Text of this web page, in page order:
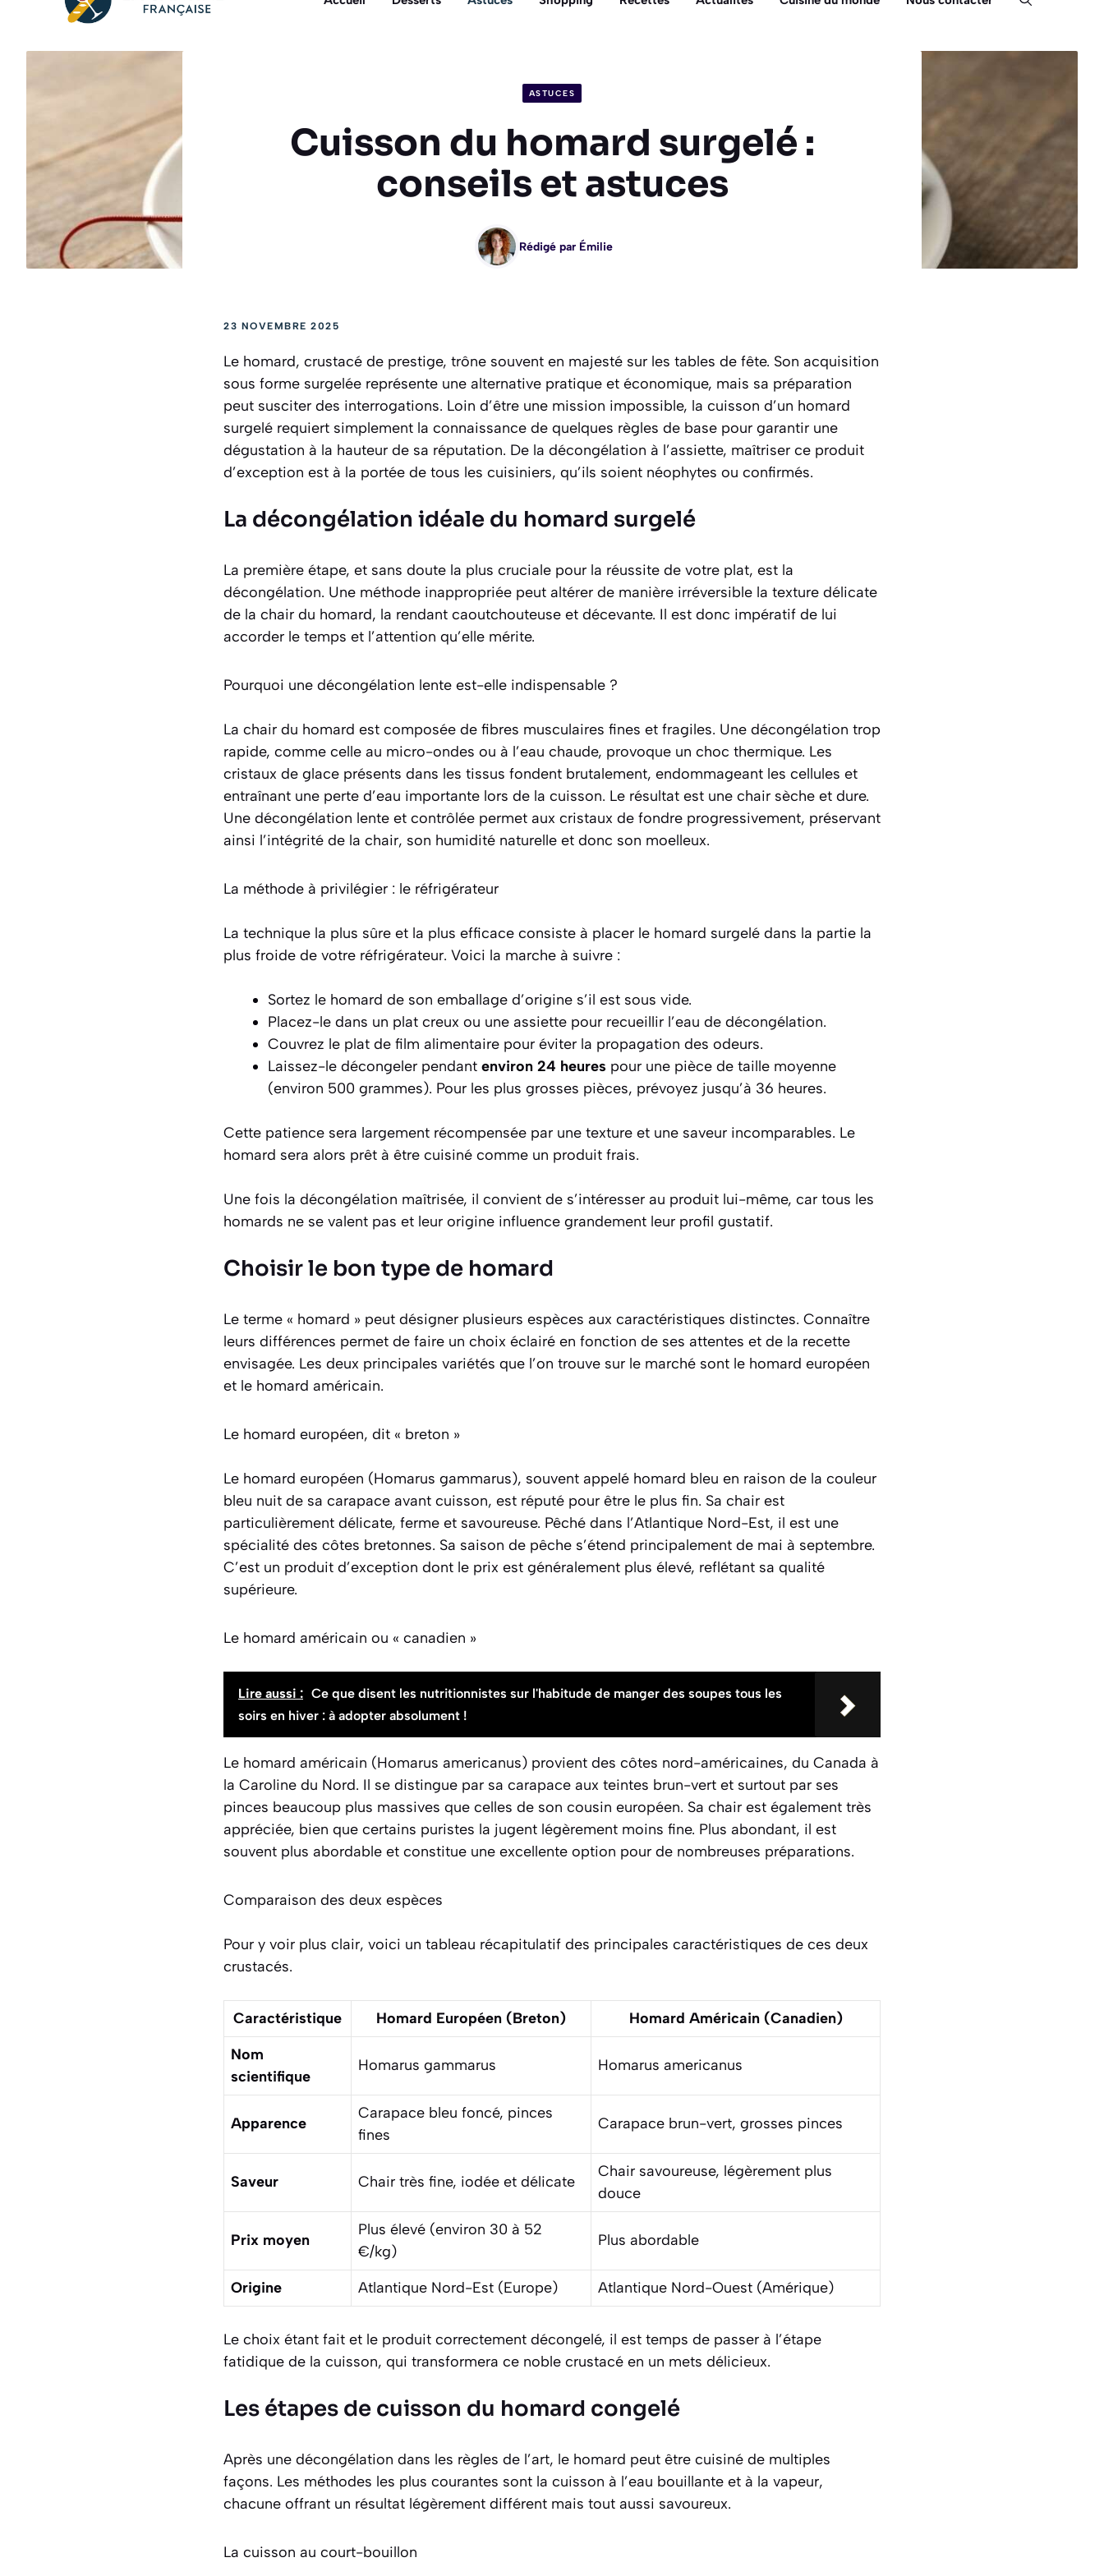
ASTUCES
Cuisson du homard surgelé :
conseils et astuces
Rédigé par Émilie
23 NOVEMBRE 2025
Le homard, crustacé de prestige, trône souvent en majesté sur les tables de fête. Son acquisition
sous forme surgelée représente une alternative pratique et économique, mais sa préparation
peut susciter des interrogations. Loin d’être une mission impossible, la cuisson d’un homard
surgelé requiert simplement la connaissance de quelques règles de base pour garantir une
dégustation à la hauteur de sa réputation. De la décongélation à l’assiette, maîtriser ce produit
d’exception est à la portée de tous les cuisiniers, qu’ils soient néophytes ou confirmés.
La décongélation idéale du homard surgelé
La première étape, et sans doute la plus cruciale pour la réussite de votre plat, est la
décongélation. Une méthode inappropriée peut altérer de manière irréversible la texture délicate
de la chair du homard, la rendant caoutchouteuse et décevante. Il est donc impératif de lui
accorder le temps et l’attention qu’elle mérite.
Pourquoi une décongélation lente est-elle indispensable ?
La chair du homard est composée de fibres musculaires fines et fragiles. Une décongélation trop
rapide, comme celle au micro-ondes ou à l’eau chaude, provoque un choc thermique. Les
cristaux de glace présents dans les tissus fondent brutalement, endommageant les cellules et
entraînant une perte d’eau importante lors de la cuisson. Le résultat est une chair sèche et dure.
Une décongélation lente et contrôlée permet aux cristaux de fondre progressivement, préservant
ainsi l’intégrité de la chair, son humidité naturelle et donc son moelleux.
La méthode à privilégier : le réfrigérateur
La technique la plus sûre et la plus efficace consiste à placer le homard surgelé dans la partie la
plus froide de votre réfrigérateur. Voici la marche à suivre :
Sortez le homard de son emballage d’origine s’il est sous vide.
Placez-le dans un plat creux ou une assiette pour recueillir l’eau de décongélation.
Couvrez le plat de film alimentaire pour éviter la propagation des odeurs.
Laissez-le décongeler pendant environ 24 heures pour une pièce de taille moyenne
(environ 500 grammes). Pour les plus grosses pièces, prévoyez jusqu’à 36 heures.
Cette patience sera largement récompensée par une texture et une saveur incomparables. Le
homard sera alors prêt à être cuisiné comme un produit frais.
Une fois la décongélation maîtrisée, il convient de s’intéresser au produit lui-même, car tous les
homards ne se valent pas et leur origine influence grandement leur profil gustatif.
Choisir le bon type de homard
Le terme « homard » peut désigner plusieurs espèces aux caractéristiques distinctes. Connaître
leurs différences permet de faire un choix éclairé en fonction de ses attentes et de la recette
envisagée. Les deux principales variétés que l’on trouve sur le marché sont le homard européen
et le homard américain.
Le homard européen, dit « breton »
Le homard européen (Homarus gammarus), souvent appelé homard bleu en raison de la couleur
bleu nuit de sa carapace avant cuisson, est réputé pour être le plus fin. Sa chair est
particulièrement délicate, ferme et savoureuse. Pêché dans l’Atlantique Nord-Est, il est une
spécialité des côtes bretonnes. Sa saison de pêche s’étend principalement de mai à septembre.
C’est un produit d’exception dont le prix est généralement plus élevé, reflétant sa qualité
supérieure.
Le homard américain ou « canadien »
Lire aussi : Ce que disent les nutritionnistes sur l'habitude de manger des soupes tous les
soirs en hiver : à adopter absolument !
Le homard américain (Homarus americanus) provient des côtes nord-américaines, du Canada à
la Caroline du Nord. Il se distingue par sa carapace aux teintes brun-vert et surtout par ses
pinces beaucoup plus massives que celles de son cousin européen. Sa chair est également très
appréciée, bien que certains puristes la jugent légèrement moins fine. Plus abondant, il est
souvent plus abordable et constitue une excellente option pour de nombreuses préparations.
Comparaison des deux espèces
Pour y voir plus clair, voici un tableau récapitulatif des principales caractéristiques de ces deux
crustacés.
Caractéristique Homard Européen (Breton)
Homard Américain (Canadien)
Nom
scientifique
Homarus gammarus Homarus americanus
Apparence
Carapace bleu foncé, pinces
fines
Carapace brun-vert, grosses pinces
Saveur Chair très fine, iodée et délicate
Chair savoureuse, légèrement plus
douce
Prix moyen
Plus élevé (environ 30 à 52
€/kg)
Plus abordable
Origine Atlantique Nord-Est (Europe) Atlantique Nord-Ouest (Amérique)
Le choix étant fait et le produit correctement décongelé, il est temps de passer à l’étape
fatidique de la cuisson, qui transformera ce noble crustacé en un mets délicieux.
Les étapes de cuisson du homard congelé
Après une décongélation dans les règles de l’art, le homard peut être cuisiné de multiples
façons. Les méthodes les plus courantes sont la cuisson à l’eau bouillante et à la vapeur,
chacune offrant un résultat légèrement différent mais tout aussi savoureux.
La cuisson au court-bouillon